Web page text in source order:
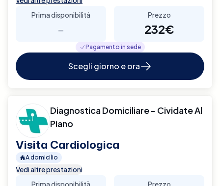
Prima disponibilità
-
Prezzo
232€
Pagamento in sede
Scegli giorno e ora
Diagnostica Domiciliare - Cividate Al
Piano
Visita Cardiologica
A domicilio
Vedi altre prestazioni
Prima disponibilità
Prezzo